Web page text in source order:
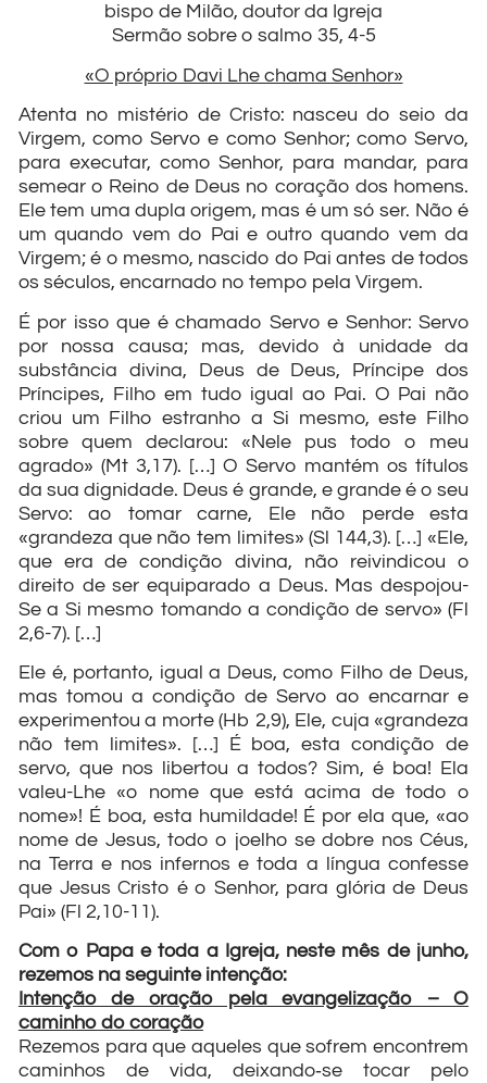
bispo de Milão, doutor da Igreja
Sermão sobre o salmo 35, 4-5
«O próprio Davi Lhe chama Senhor»
Atenta no mistério de Cristo: nasceu do seio da
Virgem, como Servo e como Senhor; como Servo,
para executar, como Senhor, para mandar, para
semear o Reino de Deus no coração dos homens.
Ele tem uma dupla origem, mas é um só ser. Não é
um quando vem do Pai e outro quando vem da
Virgem; é o mesmo, nascido do Pai antes de todos
os séculos, encarnado no tempo pela Virgem.
É por isso que é chamado Servo e Senhor: Servo
por nossa causa; mas, devido à unidade da
substância divina, Deus de Deus, Príncipe dos
Príncipes, Filho em tudo igual ao Pai. O Pai não
criou um Filho estranho a Si mesmo, este Filho
sobre quem declarou: «Nele pus todo o meu
agrado» (Mt 3,17). […] O Servo mantém os títulos
da sua dignidade. Deus é grande, e grande é o seu
Servo: ao tomar carne, Ele não perde esta
«grandeza que não tem limites» (Sl 144,3). […] «Ele,
que era de condição divina, não reivindicou o
direito de ser equiparado a Deus. Mas despojou-
Se a Si mesmo tomando a condição de servo» (Fl
2,6-7). […]
Ele é, portanto, igual a Deus, como Filho de Deus,
mas tomou a condição de Servo ao encarnar e
experimentou a morte (Hb 2,9), Ele, cuja «grandeza
não tem limites». […] É boa, esta condição de
servo, que nos libertou a todos? Sim, é boa! Ela
valeu-Lhe «o nome que está acima de todo o
nome»! É boa, esta humildade! É por ela que, «ao
nome de Jesus, todo o joelho se dobre nos Céus,
na Terra e nos infernos e toda a língua confesse
que Jesus Cristo é o Senhor, para glória de Deus
Pai» (Fl 2,10-11).
Com o Papa e toda a Igreja, neste mês de junho,
rezemos na seguinte intenção:
Intenção de oração pela evangelização – O
caminho do coração
Rezemos para que aqueles que sofrem encontrem
caminhos de vida, deixando‐se tocar pelo